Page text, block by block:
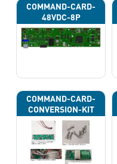
COMMAND-CARD-
48VDC-8P
COMMAND-CARD-
CONVERSION-KIT